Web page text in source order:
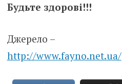
Будьте здорові!!!
Джерело –
http://www.fayno.net.ua/